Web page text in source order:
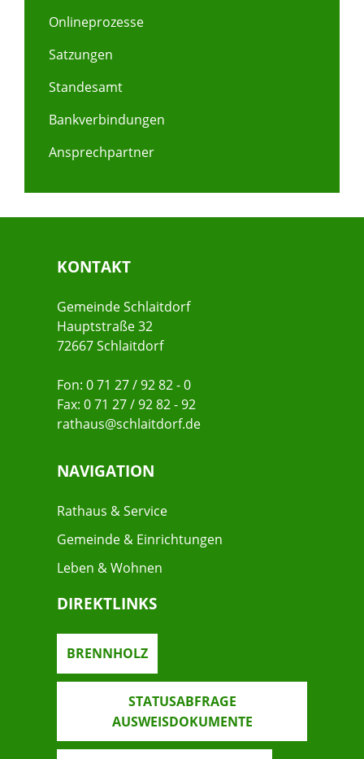
Onlineprozesse
Satzungen
Standesamt
Bankverbindungen
Ansprechpartner
KONTAKT
Gemeinde Schlaitdorf
Hauptstraße 32
72667 Schlaitdorf
Fon: 0 71 27 / 92 82 - 0
Fax: 0 71 27 / 92 82 - 92
rathaus@schlaitdorf.de
NAVIGATION
Rathaus & Service
Gemeinde & Einrichtungen
Leben & Wohnen
DIREKTLINKS
BRENNHOLZ
STATUSABFRAGE
AUSWEISDOKUMENTE